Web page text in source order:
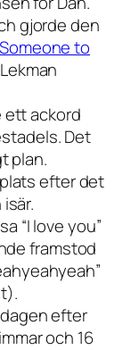
gjorde den
to
ett ackord
Det
plan.
efter det
“I love you”
framstod
efter
och 16